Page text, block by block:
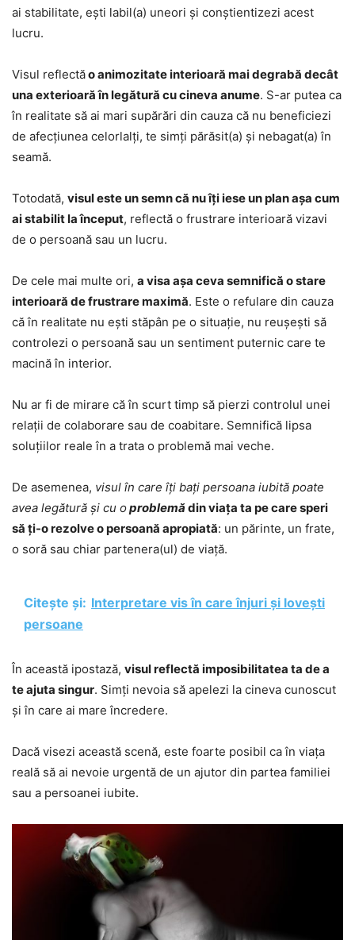
ai stabilitate, ești labil(a) uneori și conștientizezi acest
lucru.
Visul reflectăo animozitate interioară mai degrabă decât
una exterioară în legătură cu cineva anume. S-ar putea ca
în realitate să ai mari supărări din cauza că nu beneficiezi
de afecțiunea celorlalți, te simți părăsit(a) și nebagat(a) în
seamă.
Totodată, visul este un semn că nu îți iese un plan așa cum
ai stabilit la început, reflectă o frustrare interioară vizavi
de o persoană sau un lucru.
De cele mai multe ori, a visa așa ceva semnifică o stare
interioară de frustrare maximă. Este o refulare din cauza
că în realitate nu ești stăpân pe o situație, nu reușești să
controlezi o persoană sau un sentiment puternic care te
macină în interior.
Nu ar fi de mirare că în scurt timp să pierzi controlul unei
relații de colaborare sau de coabitare. Semnifică lipsa
soluțiilor reale în a trata o problemă mai veche.
De asemenea, visul în care îți bați persoana iubită poate
avea legătură și cu oproblemă din viața ta pe care speri
să ți-o rezolve o persoană apropiată: un părinte, un frate,
o soră sau chiar partenera(ul) de viață.
Citește și: Interpretare vis în care înjuri și lovești
persoane
În această ipostază, visul reflectă imposibilitatea ta de a
te ajuta singur. Simți nevoia să apelezi la cineva cunoscut
și în care ai mare încredere.
Dacă visezi această scenă, este foarte posibil ca în viața
reală să ai nevoie urgentă de un ajutor din partea familiei
sau a persoanei iubite.